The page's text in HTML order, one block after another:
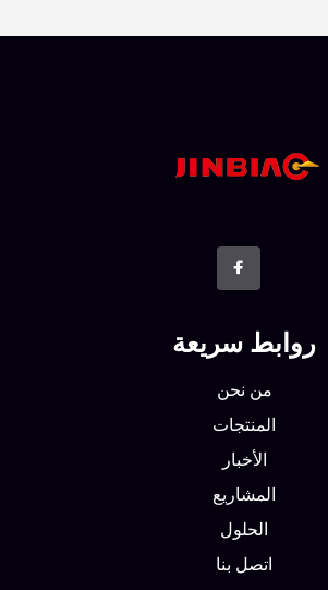
روابط سريعة
من نحن
المنتجات
الأخبار
المشاريع
الحلول
اتصل بنا